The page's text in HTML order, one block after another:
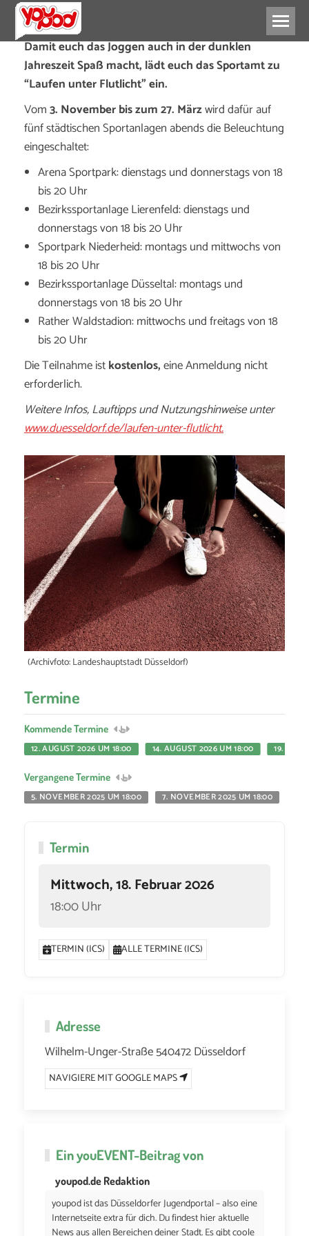
Damit euch das Joggen auch in der dunklen
Jahreszeit Spaß macht, lädt euch das Sportamt zu
“Laufen unter Flutlicht” ein.
Vom3. November bis zum 27. Märzwird dafür auf
fünf städtischen Sportanlagen abends die Beleuchtung
eingeschaltet:
Arena Sportpark: dienstags und donnerstags von 18
bis 20 Uhr
Bezirkssportanlage Lierenfeld: dienstags und
donnerstags von 18 bis 20 Uhr
Sportpark Niederheid: montags und mittwochs von
18 bis 20 Uhr
Bezirkssportanlage Düsseltal: montags und
donnerstags von 18 bis 20 Uhr
Rather Waldstadion: mittwochs und freitags von 18
bis 20 Uhr
Die Teilnahme istkostenlos,eine Anmeldung nicht
erforderlich.
Weitere Infos, Lauftipps und Nutzungshinweise unter
www.duesseldorf.de/laufen-unter-flutlicht.
(Archivfoto: Landeshauptstadt Düsseldorf)
Termine
Kommende Termine
12. AUGUST 2026 UM 18:00
14. AUGUST 2026 UM 18:00 19.
Vergangene Termine
5. NOVEMBER 2025 UM 18:00
7. NOVEMBER 2025 UM 18:00
Termin
Mittwoch, 18. Februar 2026
18:00 Uhr
TERMIN (ICS) ALLE TERMINE (ICS)
Adresse
Wilhelm-Unger-Straße 540472 Düsseldorf
NAVIGIERE MIT GOOGLE MAPS
EinyouEVENT-Beitrag von
youpod.de Redaktion
youpod ist das Düsseldorfer Jugendportal – also eine
Internetseite extra für dich. Du findest hier aktuelle